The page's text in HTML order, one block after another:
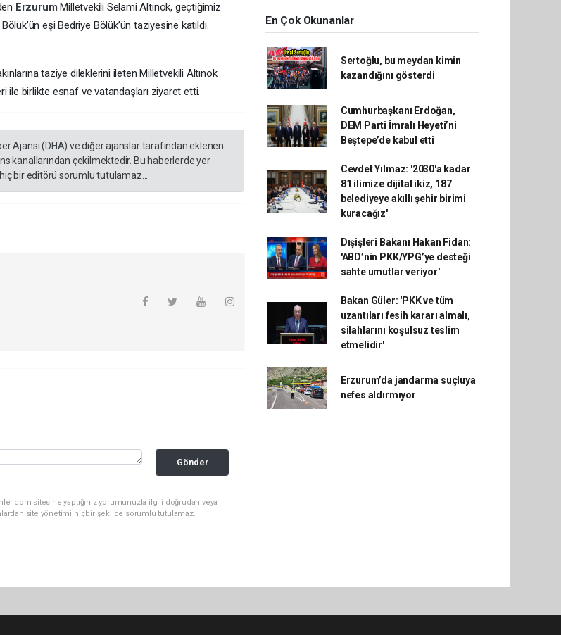
ErzurumMilletvekili Selami Altınok, geçtiğimiz
eşi Bedriye Bölük’ün taziyesine katıldı.
taziye dileklerini ileten Milletvekili Altınok
ile birlikte esnaf ve vatandaşları ziyaret etti.
Ajansı (DHA) ve diğer ajanslar tarafından eklenen
kanallarından çekilmektedir. Bu haberlerde yer
bir editörü sorumlu tutulamaz...
Gönder
sitesine yaptığınız yorumunuzla ilgili doğrudan veya
site yönetimi hiçbir şekilde sorumlu tutulamaz.
En Çok Okunanlar
Sertoğlu, bu meydan kimin
kazandığını gösterdi
Cumhurbaşkanı Erdoğan,
DEM Parti İmralı Heyeti’ni
Beştepe’de kabul etti
Cevdet Yılmaz: '2030'a kadar
81 ilimize dijital ikiz, 187
belediyeye akıllı şehir birimi
kuracağız'
Dışişleri Bakanı Hakan Fidan:
'ABD’nin PKK/YPG’ye desteği
sahte umutlar veriyor'
Bakan Güler: 'PKK ve tüm
uzantıları fesih kararı almalı,
silahlarını koşulsuz teslim
etmelidir'
Erzurum’da jandarma suçluya
nefes aldırmıyor